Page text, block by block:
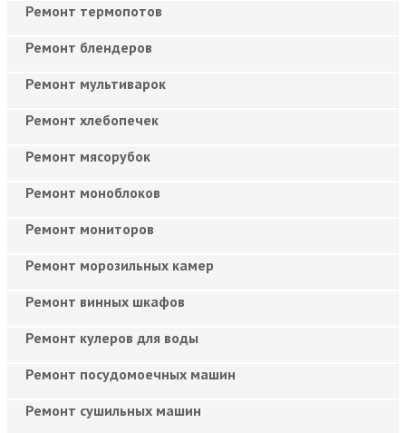
Ремонт термопотов
Ремонт блендеров
Ремонт мультиварок
Ремонт хлебопечек
Ремонт мясорубок
Ремонт моноблоков
Ремонт мониторов
Ремонт морозильных камер
Ремонт винных шкафов
Ремонт кулеров для воды
Ремонт посудомоечных машин
Ремонт сушильных машин